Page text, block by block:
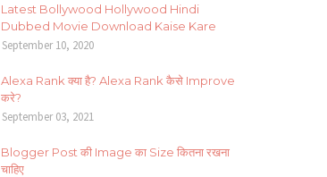
Latest Bollywood Hollywood Hindi
Dubbed Movie Download Kaise Kare
September 10, 2020
Alexa Rank क्या है? Alexa Rank कैसे Improve
करे?
September 03, 2021
Blogger Post की Image का Size कितना रखना
चाहिए